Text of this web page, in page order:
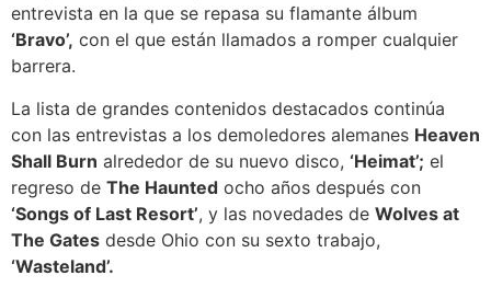
entrevista en la que se repasa su flamante álbum
‘Bravo’, con el que están llamados a romper cualquier
barrera.
La lista de grandes contenidos destacados continúa
con las entrevistas a los demoledores alemanes Heaven
Shall Burn alrededor de su nuevo disco, ‘Heimat’; el
regreso de The Haunted ocho años después con
‘Songs of Last Resort’, y las novedades de Wolves at
The Gates desde Ohio con su sexto trabajo,
‘Wasteland’.